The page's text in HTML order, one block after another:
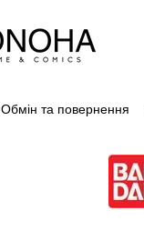
Обмін та повернення